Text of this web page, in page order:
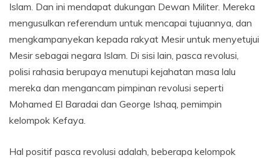
Islam. Dan ini mendapat dukungan Dewan Militer. Mereka
mengusulkan referendum untuk mencapai tujuannya, dan
mengkampanyekan kepada rakyat Mesir untuk menyetujui
Mesir sebagai negara Islam. Di sisi lain, pasca revolusi,
polisi rahasia berupaya menutupi kejahatan masa lalu
mereka dan mengancam pimpinan revolusi seperti
Mohamed El Baradai dan George Ishaq, pemimpin
kelompok Kefaya.
Hal positif pasca revolusi adalah, beberapa kelompok